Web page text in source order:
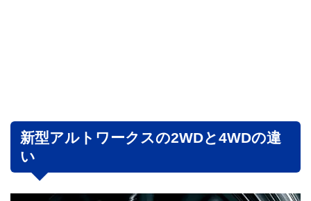
新型アルトワークスの2WDと4WDの違
い